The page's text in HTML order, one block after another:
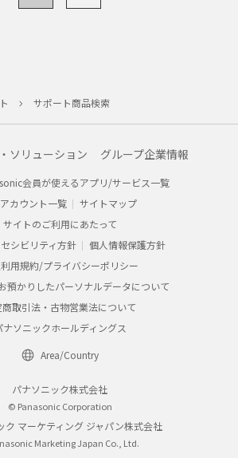
サポート商品検索
ソリューション グループ企業情報
会員が使えるアプリ/サービス一覧
カウント一覧
サイトマップ
サイトのご利用にあたって
シビリティ方針
個人情報保護方針
用規約/プライバシーポリシー
預かりしたパーソナルデータについて
取引法・古物営業法について
ナソニックホールディングス
Area/Country
パナソニック株式会社
© Panasonic Corporation
ク マーケティング ジャパン株式会社
Marketing Japan Co., Ltd.